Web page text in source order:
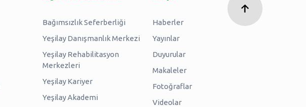
Bağımsızlık Seferberliği
Yeşilay Danışmanlık Merkezi
Yeşilay Rehabilitasyon
Merkezleri
Yeşilay Kariyer
Yeşilay Akademi
Haberler
Yayınlar
Duyurular
Makaleler
Fotoğraflar
Videolar